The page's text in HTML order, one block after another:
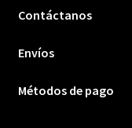
Contáctanos
Envíos
Métodos de pago